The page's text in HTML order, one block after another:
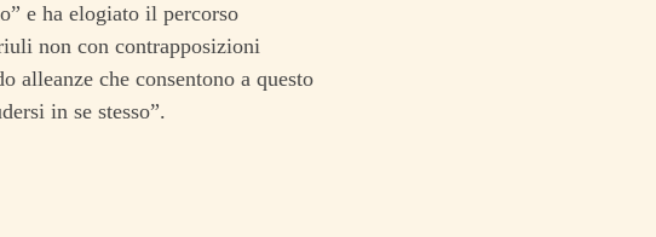
e ha elogiato il percorso
non con contrapposizioni
alleanze che consentono a questo
in se stesso”.